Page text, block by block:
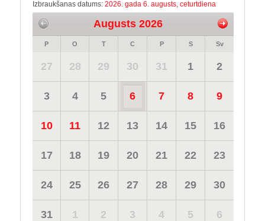
Izbraukšanas datums: 2026. gada 6. augusts, ceturtdiena
Augusts 2026
P O T C P S Sv
27 28 29 30 31 1 2
3 4 5 6 7 8 9
10 11 12 13 14 15 16
17 18 19 20 21 22 23
24 25 26 27 28 29 30
31 1 2 3 4 5 6